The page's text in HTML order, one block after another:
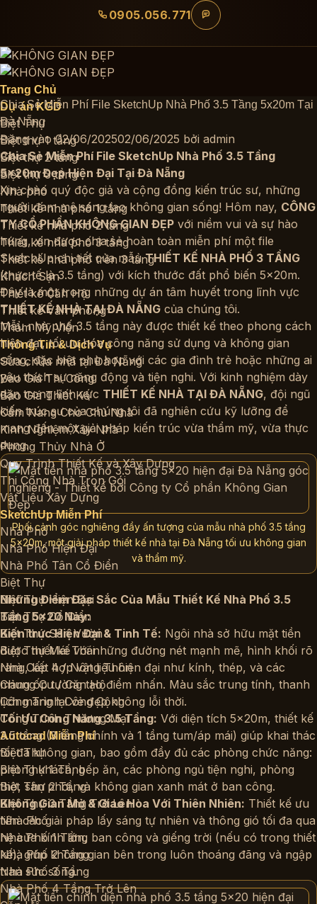
dung
0905.056.771
Trang Chủ
Dự án KGD
Biệt Thự
Biệt thự 1 tầng
Biệt thự 2 tầng
Biệt thự 3 tầng
Nhà phố
Thiết kế nhà phố 1 tầng
Thiết kế nhà phố 2 tầng
Thiết kế nhà phố 3 tầng
Thiết kế nhà phố trên 3 tầng
Khách Sạn
Thiết kế Căn Hộ
Thiết kế Văn phòng
Thẩm Mỹ Viện
Thông Tin & Dịch Vụ
Sửa chữa nhà tại Đà Nẵng
Báo Giá Thi Công
Báo Giá Thiết Kế
Cẩm Nang Cho Chủ Nhà
Kinh Nghiệm Xây Nhà
Phong Thủy Nhà Ở
Quy Trình Thiết Kế và Xây Dựng
Thi Công Nhà Trọn Gói
Vật Liệu Xây Dựng
SketchUp Miễn Phí
Nhà Phố
Nhà Phố Hiện Đại
Nhà Phố Tân Cổ Điển
Biệt Thự
Biệt Thự Hiện Đại
Biệt Thự Cổ Điển
Biệt Thự Sân Vườn
Biệt Thự Mái Thái
Nhà Cấp 4 / Nông Thôn
Chung Cư / Căn Hộ
Công Trình Công Cộng
Công Trình Thương Mại
Autocad Miễn Phí
Biệt Thự
Biệt Thự 1 Tầng
Biệt Thự 2 Tầng
Biệt Thự 3 Tầng Trở Lên
Nhà Phố
Nhà Phố 1 Tầng
Nhà Phố 2 Tầng
Nhà Phố 3 Tầng
Nhà Phố 4 Tầng Trở Lên
Chia Sẻ Miễn Phí File SketchUp Nhà Phố 3.5 Tầng 5x20m Tại
Đà Nẵng
Đăng vào02/06/202502/06/2025 bởi admin
Chia Sẻ Miễn Phí File SketchUp Nhà Phố 3.5 Tầng
5x20m Đẹp Hiện Đại Tại Đà Nẵng
Xin chào quý độc giả và cộng đồng kiến trúc sư, những
người đam mê sáng tạo không gian sống! Hôm nay, CÔNG
TY CỔ PHẦN KHÔNG GIAN ĐẸP với niềm vui và sự hào
hứng, xin được chia sẻ hoàn toàn miễn phí một file
SketchUp chi tiết của mẫuTHIẾT KẾ NHÀ PHỐ 3 TẦNG
(thực tế là 3.5 tầng) với kích thước đất phổ biến 5x20m.
Đây là một trong những dự án tâm huyết trong lĩnh vực
THIẾT KẾ NHÀ TẠI ĐÀ NẴNG của chúng tôi.
Mẫu nhà phố 3.5 tầng này được thiết kế theo phong cách
hiện đại, tối ưu hóa công năng sử dụng và không gian
sống, đặc biệt phù hợp với các gia đình trẻ hoặc những ai
yêu thích sự năng động và tiện nghi. Với kinh nghiệm dày
dặn trong lĩnh vực THIẾT KẾ NHÀ TẠI ĐÀ NẴNG, đội ngũ
kiến trúc sư của chúng tôi đã nghiên cứu kỹ lưỡng để
mang đến một giải pháp kiến trúc vừa thẩm mỹ, vừa thực
dụng.
Phối cảnh góc nghiêng đầy ấn tượng của mẫu nhà phố 3.5 tầng
5x20m, một giải pháp thiết kế nhà tại Đà Nẵng tối ưu không gian
và thẩm mỹ.
Những Điểm Đặc Sắc Của Mẫu Thiết Kế Nhà Phố 3.5
Tầng 5×20 Này:
Kiến trúc Hiện Đại & Tinh Tế: Ngôi nhà sở hữu mặt tiền
được thiết kế với những đường nét mạnh mẽ, hình khối rõ
ràng, kết hợp vật liệu hiện đại như kính, thép, và các
mảng ốp tường tạo điểm nhấn. Màu sắc trung tính, thanh
lịch mang lại vẻ đẹp không lỗi thời.
Tối Ưu Công Năng 3.5 Tầng: Với diện tích 5x20m, thiết kế
3.5 tầng (3 tầng chính và 1 tầng tum/áp mái) giúp khai thác
tối đa không gian, bao gồm đầy đủ các phòng chức năng:
phòng khách, bếp ăn, các phòng ngủ tiện nghi, phòng
thờ, sân phơi, và không gian xanh mát ở ban công.
Không Gian Mở & Giao Hòa Với Thiên Nhiên: Thiết kế ưu
tiên các giải pháp lấy sáng tự nhiên và thông gió tối đa qua
hệ cửa kính lớn, ban công và giếng trời (nếu có trong thiết
kế), giúp không gian bên trong luôn thoáng đãng và ngập
tràn sức sống.